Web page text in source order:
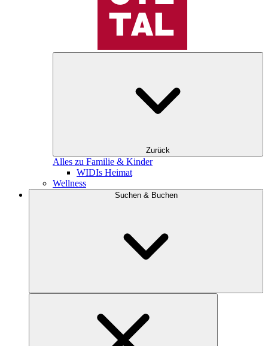
Zurück
Alles zu Familie & Kinder
WIDIs Heimat
Wellness
Suchen & Buchen